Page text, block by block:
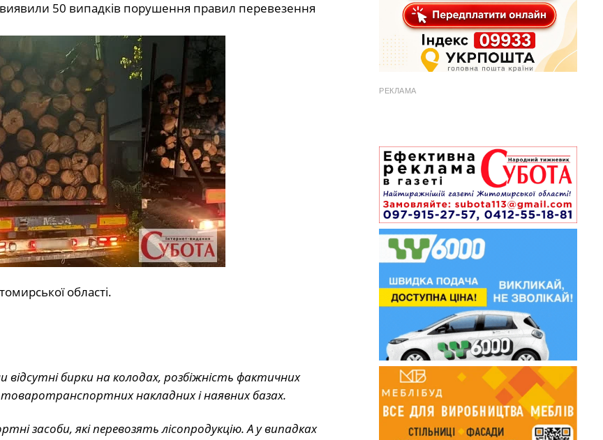
50 випадків порушення правил перевезення
області.
відсутні бирки на колодах, розбіжність фактичних
товаротранспортних накладних і наявних базах.
засоби, які перевозять лісопродукцію. А у випадках
РЕКЛАМА